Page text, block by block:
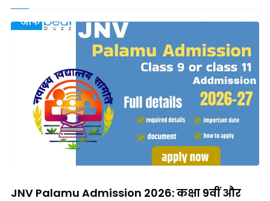
JNV Palamu Admission 2026: कक्षा 9वीं और